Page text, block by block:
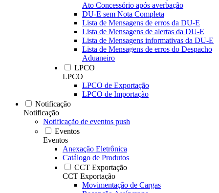
Ato Concessório após averbação
DU-E sem Nota Completa
Lista de Mensagens de erros da DU-E
Lista de Mensagens de alertas da DU-E
Lista de Mensagens informativas da DU-E
Lista de Mensagens de erros do Despacho
Aduaneiro
LPCO
LPCO
LPCO de Exportação
LPCO de Importação
Notificação
Notificação
Notificação de eventos push
Eventos
Eventos
Anexação Eletrônica
Catálogo de Produtos
CCT Exportação
CCT Exportação
Movimentação de Cargas